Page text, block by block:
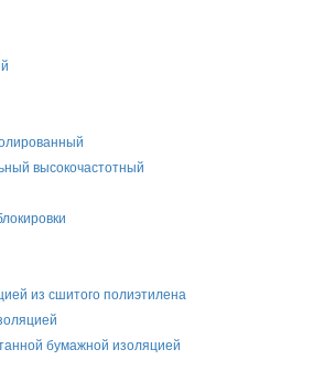
высокочастотный
из сшитого полиэтилена
бумажной изоляцией